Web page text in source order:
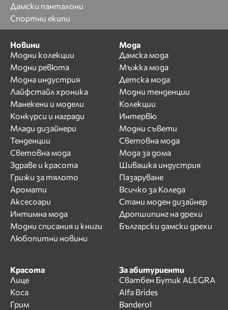
Дамски панталони
Спортни екипи
Новини
Модни колекции
Модни ревюта
Модна индустрия
Лайфстайл хроника
Манекени и модели
Конкурси и награди
Млади дизайнери
Тенденции
Световна мода
Здраве и красота
Грижи за тялото
Аромати
Аксесоари
Интимна мода
Модни списания и книги
Любопитни новини
Мода
Дамска мода
Мъжка мода
Детска мода
Модни тенденции
Колекции
Интервю
Модни съвети
Световна мода
Мода за дома
Шивашка индустрия
Пазаруване
Всичко за Коледа
Стани моден дизайнер
Дропшипинг на дрехи
Български дамски дрехи
Красота
Лице
Коса
Грим
За абитуриенти
Сватбен Бутик ALEGRA
Alfa Brides
Banderol